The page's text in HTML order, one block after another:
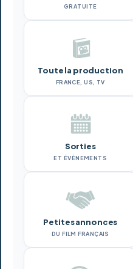
GRATUITE
Toute la production
FRANCE, US, TV
Sorties
ET ÉVÉNEMENTS
Petites annonces
DU FILM FRANÇAIS